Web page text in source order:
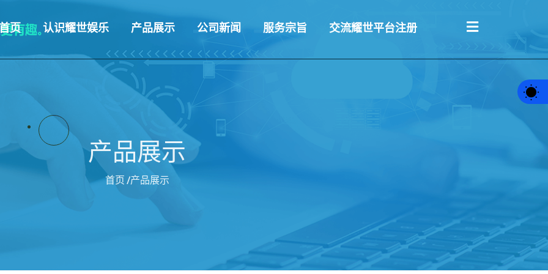
页 认识耀世娱乐 产品展示 公司新闻 服务宗旨 交流耀世平台注册
产品展示
首页 /产品展示